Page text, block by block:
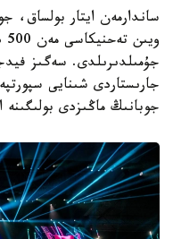
جۇمىلدىرىلدى. سەگىز
جوبانىڭ ماڭىزدى بولىگىنە